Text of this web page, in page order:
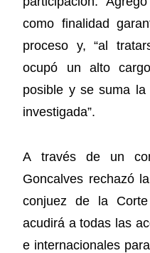
como finalidad
proceso y, “al
ocupó un alto
posible y se suma
investigada”.
A través de un
Goncalves rechazó
conjuez de la
acudirá a todas las
e internacionales